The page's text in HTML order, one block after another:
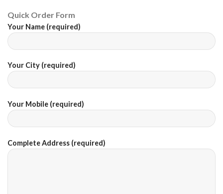
Quick Order Form
Your Name (required)
Your City (required)
Your Mobile (required)
Complete Address (required)